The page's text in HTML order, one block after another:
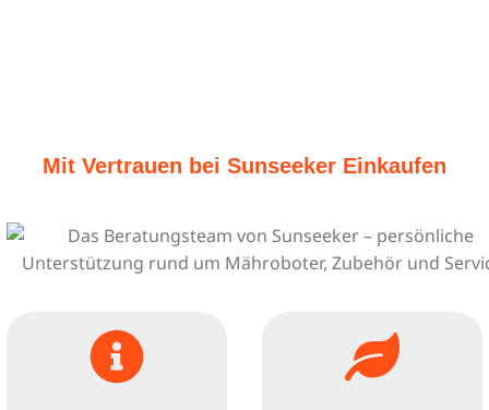
Mit Vertrauen bei Sunseeker Einkaufen